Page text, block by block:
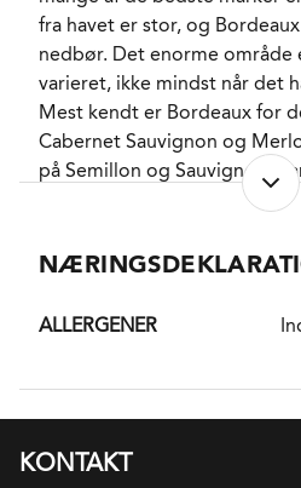
fra havet er stor, og
nedbør. Det enorme område
varieret, ikke mindst når det
Mest kendt er Bordeaux for
Cabernet Sauvignon og
på Semillon og Sauvignon
Bordeaux, både røde, tørre
Området er præget af lang
DISTRIKT
distriktet (den nordlige del
Medoc men nu blot Medoc).
Medoc halvøen. Jordbunden
ALLERGENER
KONTAKT